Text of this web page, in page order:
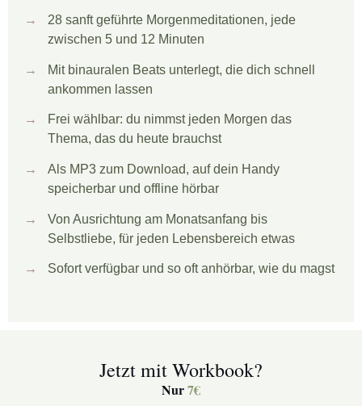
28 sanft geführte Morgenmeditationen, jede
zwischen 5 und 12 Minuten
Mit binauralen Beats unterlegt, die dich schnell
ankommen lassen
Frei wählbar: du nimmst jeden Morgen das
Thema, das du heute brauchst
Als MP3 zum Download, auf dein Handy
speicherbar und offline hörbar
Von Ausrichtung am Monatsanfang bis
Selbstliebe, für jeden Lebensbereich etwas
Sofort verfügbar und so oft anhörbar, wie du magst
Jetzt mit Workbook?
Nur7€